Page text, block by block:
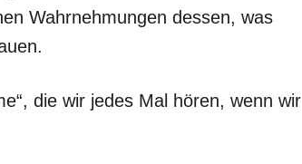
Wahrnehmungen dessen, was
die wir jedes Mal hören, wenn wir